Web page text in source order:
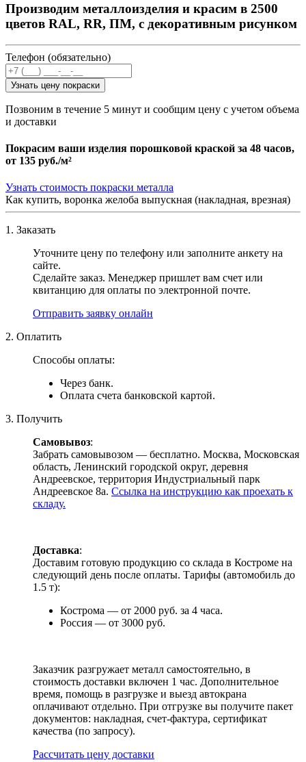
Производим металлоизделия и красим в 2500
цветов RAL, RR, ПМ, с декоративным рисунком
Телефон (обязательно)
Узнать цену покраски
Позвоним в течение 5 минут и сообщим цену с учетом объема
и доставки
Покрасим ваши изделия порошковой краской за 48 часов,
от 135 руб./м²
Узнать стоимость покраски металла
Как купить, воронка желоба выпускная (накладная, врезная)
1. Заказать
Уточните цену по телефону или заполните анкету на
сайте.
Сделайте заказ. Менеджер пришлет вам счет или
квитанцию для оплаты по электронной почте.
Отправить заявку онлайн
2. Оплатить
Способы оплаты:
Через банк.
Оплата счета банковской картой.
3. Получить
Самовывоз:
Забрать самовывозом — бесплатно. Москва, Московская
область, Ленинский городской округ, деревня
Андреевское, территория Индустриальный парк
Андреевское 8а. Ссылка на инструкцию как проехать к
складу.
Доставка:
Доставим готовую продукцию со склада в Костроме на
следующий день после оплаты. Тарифы (автомобиль до
1.5 т):
Кострома — от 2000 руб. за 4 часа.
Россия — от 3000 руб.
Заказчик разгружает металл самостоятельно, в
стоимость доставки включен 1 час. Дополнительное
время, помощь в разгрузке и выезд автокрана
оплачивают отдельно. При отгрузке вы получите пакет
документов: накладная, счет-фактура, сертификат
качества (по запросу).
Раcсчитать цену доставки